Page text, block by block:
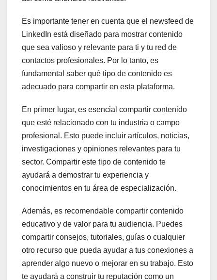
Es importante tener en cuenta que el newsfeed de
LinkedIn está diseñado para mostrar contenido
que sea valioso y relevante para ti y tu red de
contactos profesionales. Por lo tanto, es
fundamental saber qué tipo de contenido es
adecuado para compartir en esta plataforma.
En primer lugar, es esencial compartir contenido
que esté relacionado con tu industria o campo
profesional. Esto puede incluir artículos, noticias,
investigaciones y opiniones relevantes para tu
sector. Compartir este tipo de contenido te
ayudará a demostrar tu experiencia y
conocimientos en tu área de especialización.
Además, es recomendable compartir contenido
educativo y de valor para tu audiencia. Puedes
compartir consejos, tutoriales, guías o cualquier
otro recurso que pueda ayudar a tus conexiones a
aprender algo nuevo o mejorar en su trabajo. Esto
te ayudará a construir tu reputación como un